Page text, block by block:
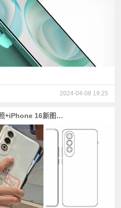
2024-04-08 19:25
都是红绿灯，一加Ace 3V谍照+iPhone 16新图出炉 | 索尼或退出大陆市场 | vivo Pad3外观与新爆料